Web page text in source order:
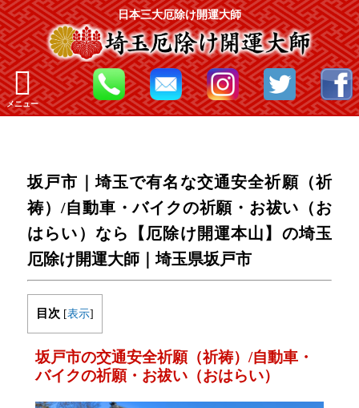
日本三大厄除け開運大師
メニュー
坂戸市｜埼玉で有名な交通安全祈願（祈
祷）/自動車・バイクの祈願・お祓い（お
はらい）なら【厄除け開運本山】の埼玉
厄除け開運大師｜埼玉県坂戸市
目次 [表示]
坂戸市の交通安全祈願（祈祷）/自動車・
バイクの祈願・お祓い（おはらい）